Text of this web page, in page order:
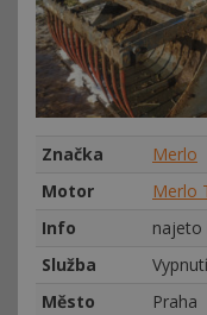
Značka
Merlo
Motor
Merlo
Info
najeto
Služba
Město
Praha